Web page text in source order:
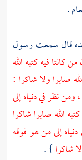
.
قال سمعت رسول
كانتا فيه كتبه الله
صابرا ولا شاكرا :
نظر في دنياه إلى
الله صابرا شاكرا
إلى من هو فوقه
شاكرا} .